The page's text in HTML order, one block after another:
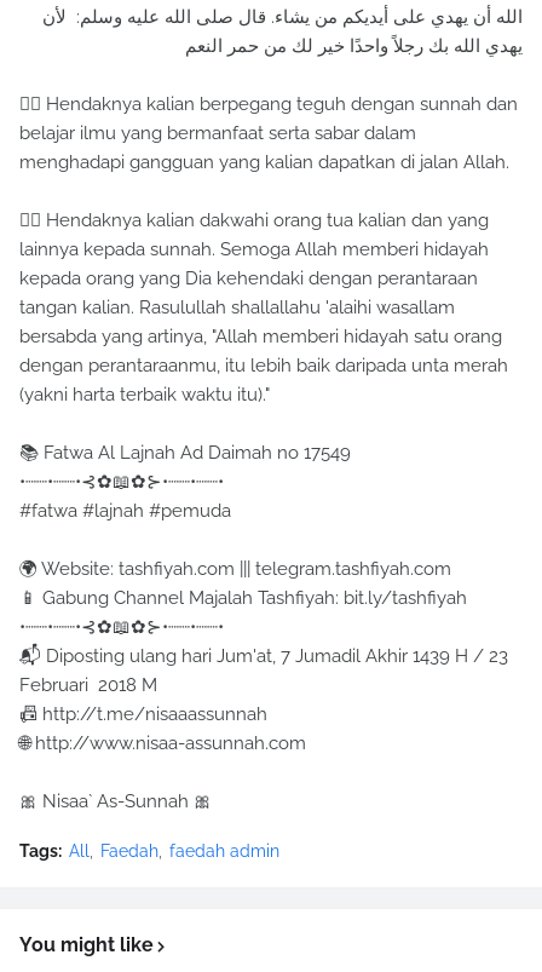
الله أن يهدي على أيديكم من يشاء. قال صلى الله عليه وسلم: لأن
يهدي الله بك رجلاً واحدًا خير لك من حمر النعم
☝🏻 Hendaknya kalian berpegang teguh dengan sunnah dan
belajar ilmu yang bermanfaat serta sabar dalam
menghadapi gangguan yang kalian dapatkan di jalan Allah.
☝🏻 Hendaknya kalian dakwahi orang tua kalian dan yang
lainnya kepada sunnah. Semoga Allah memberi hidayah
kepada orang yang Dia kehendaki dengan perantaraan
tangan kalian. Rasulullah shallallahu 'alaihi wasallam
bersabda yang artinya, "Allah memberi hidayah satu orang
dengan perantaraanmu, itu lebih baik daripada unta merah
(yakni harta terbaik waktu itu)."
📚 Fatwa Al Lajnah Ad Daimah no 17549
•┈┈•┈┈•⊰✿📖✿⊱•┈┈•┈┈•
#fatwa #lajnah #pemuda
🌍 Website: tashfiyah.com ||| telegram.tashfiyah.com
📱 Gabung Channel Majalah Tashfiyah: bit.ly/tashfiyah
•┈┈•┈┈•⊰✿📖✿⊱•┈┈•┈┈•
📬 Diposting ulang hari Jum'at, 7 Jumadil Akhir 1439 H / 23
Februari 2018 M
📠 http://t.me/nisaaassunnah
🌐 http://www.nisaa-assunnah.com
🎀 Nisaa` As-Sunnah 🎀
Tags: All Faedah faedah admin
You might like